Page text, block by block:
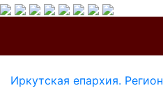
Иркутская епархия.